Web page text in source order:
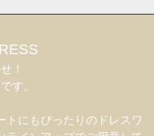
！
す。
トにもぴったりのドレスワ